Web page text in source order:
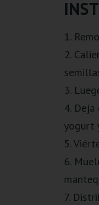
1.
2.
3.
4.
yogurt
5.
6.
7.